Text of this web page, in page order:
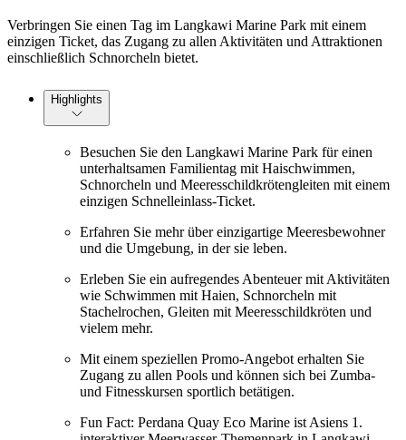
Verbringen Sie einen Tag im Langkawi Marine Park mit einem
einzigen Ticket, das Zugang zu allen Aktivitäten und Attraktionen
einschließlich Schnorcheln bietet.
Highlights
Besuchen Sie den Langkawi Marine Park für einen
unterhaltsamen Familientag mit Haischwimmen,
Schnorcheln und Meeresschildkrötengleiten mit einem
einzigen Schnelleinlass-Ticket.
Erfahren Sie mehr über einzigartige Meeresbewohner
und die Umgebung, in der sie leben.
Erleben Sie ein aufregendes Abenteuer mit Aktivitäten
wie Schwimmen mit Haien, Schnorcheln mit
Stachelrochen, Gleiten mit Meeresschildkröten und
vielem mehr.
Mit einem speziellen Promo-Angebot erhalten Sie
Zugang zu allen Pools und können sich bei Zumba-
und Fitnesskursen sportlich betätigen.
Fun Fact: Perdana Quay Eco Marine ist Asiens 1.